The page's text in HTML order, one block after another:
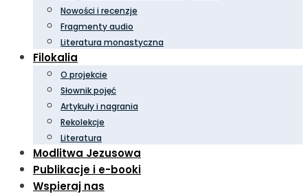
Nowości i recenzje
Fragmenty audio
Literatura monastyczna
Filokalia
O projekcie
Słownik pojęć
Artykuły i nagrania
Rekolekcje
Literatura
Modlitwa Jezusowa
Publikacje i e-booki
Wspieraj nas